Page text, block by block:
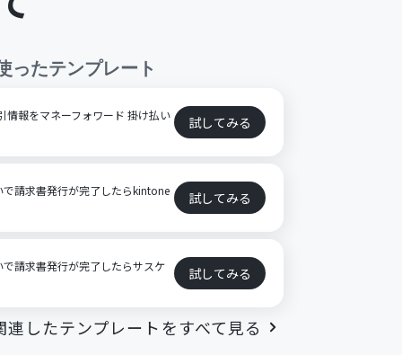
ったテンプレート
情報をマネーフォワード 掛け払い
試してみる
で請求書発行が完了したらkintone
試してみる
請求書発行が完了したらサスケ
試してみる
連したテンプレートをすべて見る